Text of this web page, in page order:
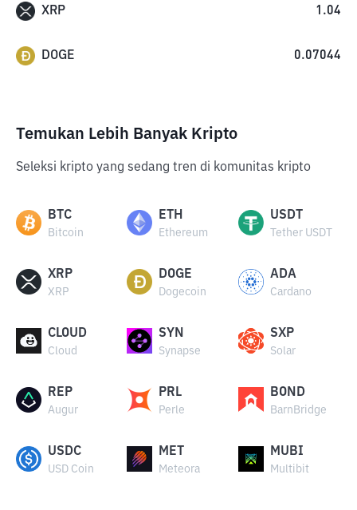
XRP 1.04
DOGE 0.07044
Temukan Lebih Banyak Kripto
Seleksi kripto yang sedang tren di komunitas kripto
BTC
Bitcoin
ETH
Ethereum
USDT
Tether USDT
XRP
XRP
DOGE
Dogecoin
ADA
Cardano
CLOUD
Cloud
SYN
Synapse
SXP
Solar
REP
Augur
PRL
Perle
BOND
BarnBridge
USDC
USD Coin
MET
Meteora
MUBI
Multibit